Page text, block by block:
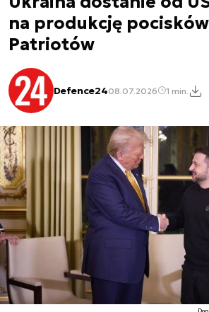
na produkcję
Patriotów
Defence2408.07.2026 1 min.